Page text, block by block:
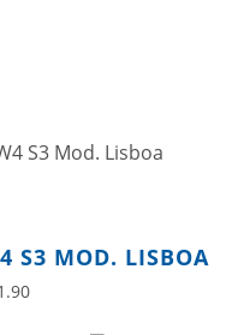
S3 MOD. LISBOA